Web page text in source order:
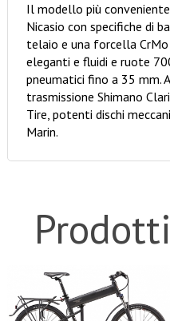
Il modello più
Nicasio con specifiche di
telaio e una forcella CrMo
eleganti e fluidi e ruote
pneumatici fino a 35 mm.
trasmissione Shimano
Tire, potenti dischi
Marin.